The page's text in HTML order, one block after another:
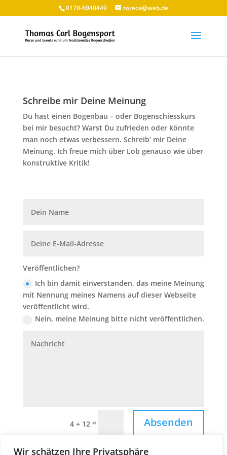
Wir schätzen Ihre Privatsphäre
0170-6040449 toreca@web.de
Schreibe mir Deine Meinung
Du hast einen Bogenbau – oder Bogenschiesskurs
bei mir besucht? Warst Du zufrieden oder könnte
man noch etwas verbessern. Schreib‘ mir Deine
Meinung. Ich freue mich über Lob genauso wie über
konstruktive Kritik!
Veröffentlichen?
Ich bin damit einverstanden, das meine Meinung
mit Nennung meines Namens auf dieser Webseite
veröffentlicht wird.
Nein, meine Meinung bitte nicht veröffentlichen.
4 + 12 = Absenden